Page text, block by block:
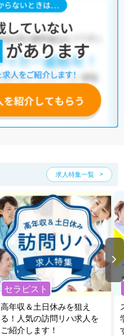
求人特集一覧
セラピスト
高年収＆土日休みを狙え
る！人気の訪問リハ求人を
ご紹介します！